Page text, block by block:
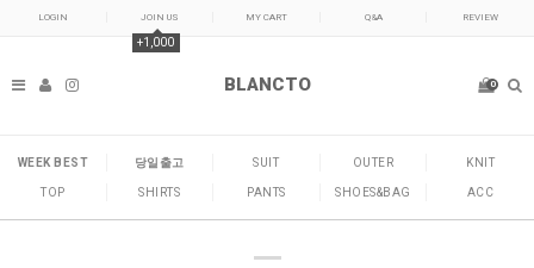
LOGIN JOIN US
+1,000
MY CART Q&A REVIEW
BLANCTO 0
WEEK BEST 당일출고 SUIT OUTER KNIT
TOP SHIRTS PANTS SHOES&BAG ACC